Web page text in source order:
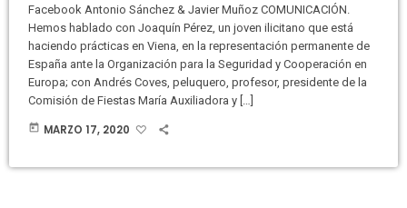
Facebook Antonio Sánchez & Javier Muñoz COMUNICACIÓN.
Hemos hablado con Joaquín Pérez, un joven ilicitano que está
haciendo prácticas en Viena, en la representación permanente de
España ante la Organización para la Seguridad y Cooperación en
Europa; con Andrés Coves, peluquero, profesor, presidente de la
Comisión de Fiestas María Auxiliadora y […]
today MARZO 17, 2020